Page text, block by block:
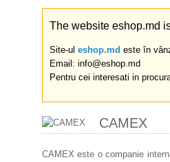
The website eshop.md
Site-ul eshop.md este în
Email: info@eshop.md
Pentru cei interesati in
CAMEX
CAMEX este o companie